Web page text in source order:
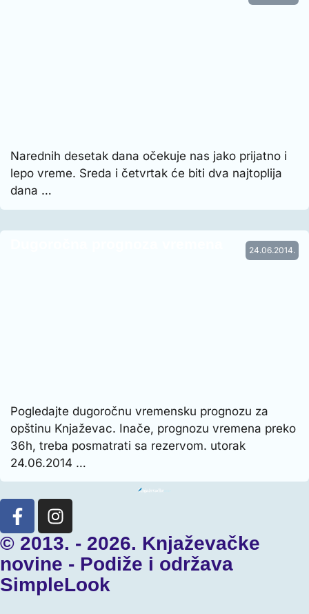
Narednih desetak dana očekuje nas jako prijatno i
lepo vreme. Sreda i četvrtak će biti dva najtoplija
dana …
24.06.2014.
Pogledajte dugoročnu vremensku prognozu za
opštinu Knjaževac. Inače, prognozu vremena preko
36h, treba posmatrati sa rezervom. utorak
24.06.2014 …
© 2013. - 2026. Knjaževačke
novine - Podiže i održava
SimpleLook